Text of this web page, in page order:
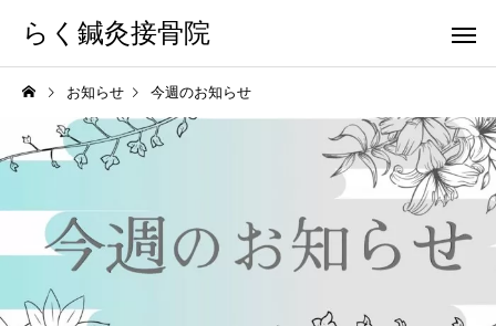
らく鍼灸接骨院
KB Finger パーフェクト
お知らせ 今週のお知らせ